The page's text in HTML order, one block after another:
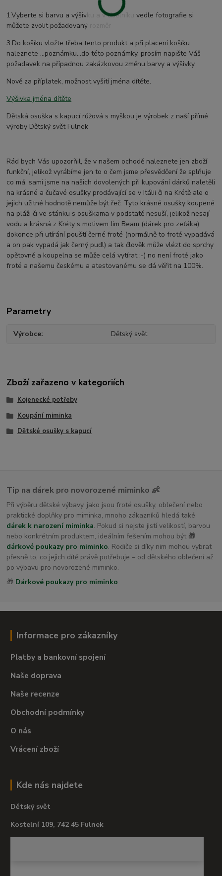
1.Vyberte si barvu a výšivku a v číselníku vedle fotografie si
můžete zvolit požadovaný rozměr
3.Do košíku vložte třeba tento produkt a při placení košíku
naleznete ...poznámku...do této poznámky, prosím napište Váš
požadavek na případnou zakázkovou změnu barvy a výšivky.
Nově za příplatek, možnost vyšití jména dítěte.
Výšivka jména dítěte
Dětská osuška s kapucí růžová s myškou je výrobek z naší přímé
výroby Dětský svět Fulnek
Rád bych Vás upozorňil, že v našem ochodě naleznete jen zboží
funkční, jelikož vyrábíme jen to o čem jsme přesvědčení že splňuje
co má, sami jsme na našich dovolených při kupování dárků naletěli
na krásné a čučavé osušky prodávající se v Itálii či na Krétě ale o
jejich užitné hodnotě nemůže být řeč. Tyto krásné osušky koupené
na pláži či ve stánku s osuškama v podstatě nesuší, jelikož nesají
vodu a krásná z Kréty s motivem Jim Beam (dárek pro zeťáka)
dokonce při utírání pouští černé froté (normálně to froté vypadává
a on pak vypadá jak černý pudl) a tak člověk může vlézt do sprchy
opětovně a koupelna se může celá vytírat :-) no není froté jako
froté a našemu českému a atestovanému se dá věřit na 100%.
Parametry
Výrobce Dětský svět
Zboží zařazeno v kategoriích
Kojenecké potřeby
Koupání miminka
Dětské osušky s kapucí
Tip na dárek pro novorozené miminko 👶
Při výběru dětské výbavy, jako jsou froté osušky, oblečení nebo
praktické doplňky pro miminka, mnoho zákazníků hledá také
dárek k narození miminka. Pokud si nejste jistí velikostí, barvou
nebo konkrétním produktem, ideálním řešením mohou být 🎁
dárkové poukazy pro miminko. Rodiče si díky nim mohou vybrat
přesně to, co jejich dítě právě potřebuje – od dětského oblečení až
po výbavu pro novorozené miminko.
🎁 Dárkové poukazy pro miminko
Informace pro zákazníky
Platby a bankovní spojení
Naše doprava
Naše recenze
Obchodní podmínky
O nás
Vrácení zboží
Kde nás najdete
Dětský svět
Kostelní 109, 742 45 Fulnek